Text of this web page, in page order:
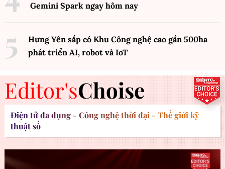
Gemini Spark ngay hôm nay
Hưng Yên sắp có Khu Công nghệ cao gần 500ha
phát triển AI, robot và IoT
Editor'sChoise
Điện tử đa dụng - Công nghệ thời đại - Thế giới kỹ
thuật số